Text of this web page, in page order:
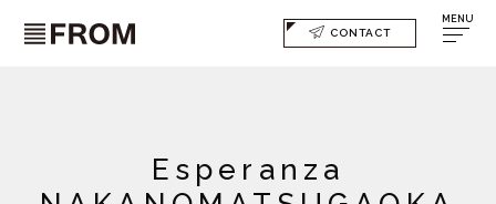
CONTACT
MENU
Esperanza